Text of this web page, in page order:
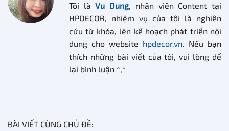
Tôi làVu Dung, nhân viên Content tại
HPDECOR, nhiệm vụ của tôi là nghiên
cứu từ khóa, lên kế hoạch phát triển nội
dung cho website hpdecor.vn. Nếu bạn
thích những bài viết của tôi, vui lòng để
lại bình luận ^,^
BÀI VIẾT CÙNG CHỦ ĐỀ: